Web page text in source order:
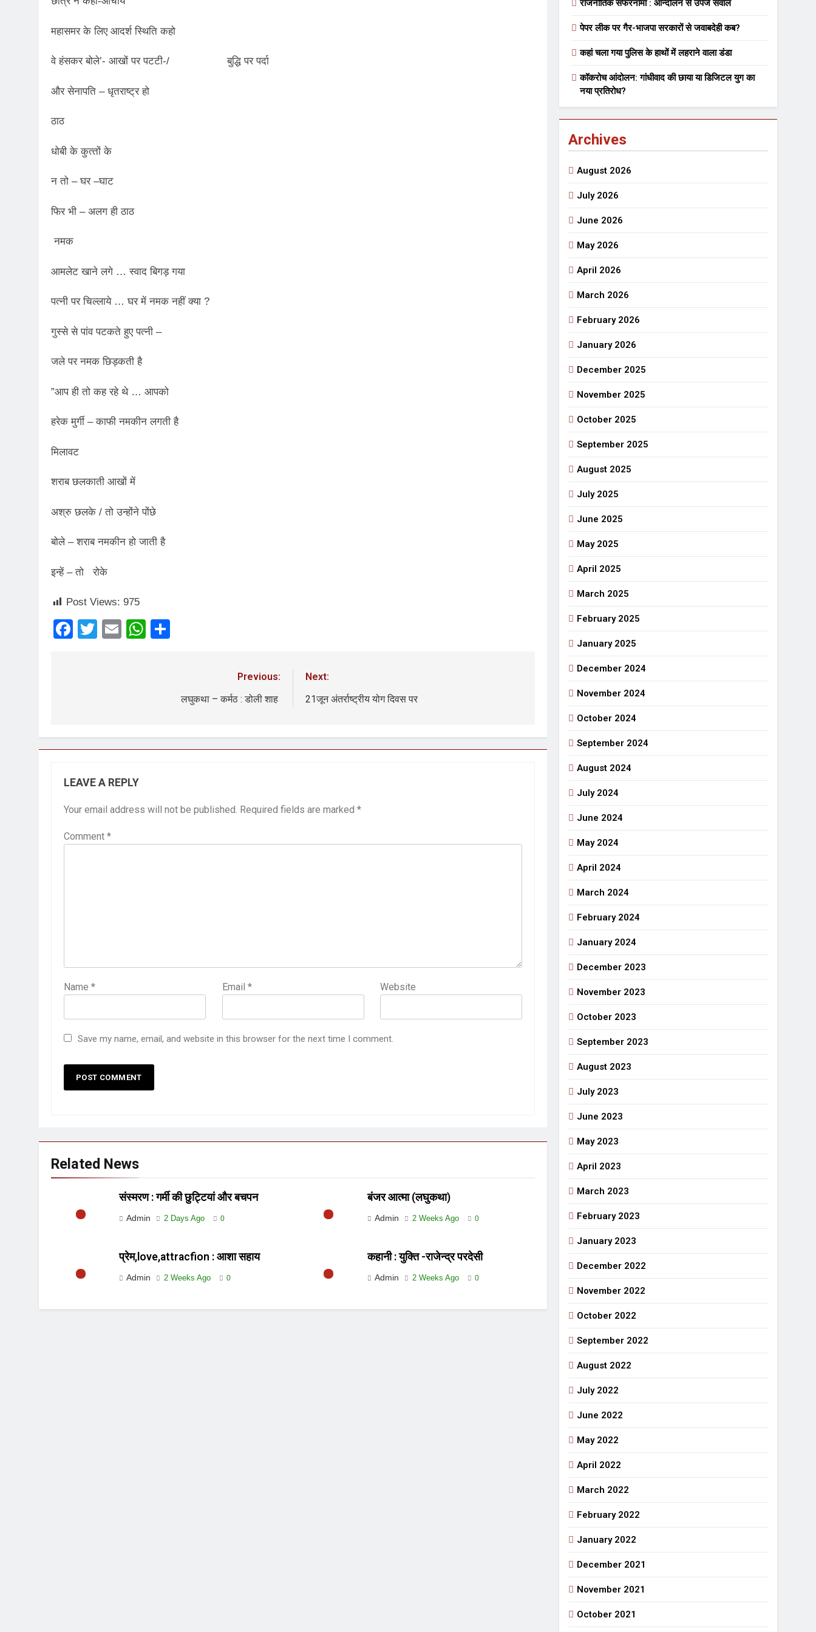
2 Years Ago
दिल्ली की फ़िरदौस ख़ान को मिला बेस्ट वालंटियर अवॉर्ड–लाल बिहारी लाल
समाज सेवा मे तत्पर दानवीर परिवार
2 Years Ago
भारत रत्न जननायक कर्पूरी ठाकुर
सम्पादकीय : इंडिया / भारत , जी-20 में ‘भार-त’ का चमका सितारा
डॉक्टर सरोजिनी प्रीतम कहिन
2 Days Ago
कहां चला गया पुलिस के हाथों में लहराने वाला डंडा
कॉकरोच आंदोलन: गांधीवाद की छाया या डिजिटल युग का नया प्रतिरोध? संस्मरण : गर्मी की छुट्टियां और बचपन
महासमर के लिए आदर्श स्थिति कहो
वे हंसकर बोले’- आखों पर पटटी-/ बुद्धि पर पर्दा
और सेनापति – धृतराष्ट्र हो
ठाठ
धोबी के कुत्‍तों के
न तो – घर –घाट
फिर भी – अलग ही ठाठ
नमक
आमलेट खाने लगे … स्‍वाद बिगड़ गया
पत्‍नी पर चिल्लाये … घर में नमक नहीं क्‍या ?
गुस्‍से से पांव पटकते हुए पत्‍नी –
जले पर नमक छिड़कती है
”आप ही तो कह रहे थे … आपको
हरेक मुर्गी – काफी नमकीन लगती है
मिलावट
शराब छलकाती आखों में
अश्रु छलके / तो उन्‍होंने पोंछे
बोले – शराब नमकीन हो जाती है
इन्‍हें – तो रोके
Post Views: 975
Facebook
TwitterEmailWhatsApp
Previous:
लघुकथा – कर्मठ : डोली शाह
Next:
21जून अंतर्राष्ट्रीय योग दिवस पर
LEAVE A REPLY
Your email address will not be published. Required fields are marked *
Comment *
Name * Email * Website
Save my name, email, and website in this browser for the next time I comment.
Related News
संस्मरण : गर्मी की छुट्टियां और बचपन
Admin 2 Days Ago 0
बंजर आत्मा (लघुकथा)
Admin 2 Weeks Ago 0
प्रेम,love,attracfion : आशा सहाय
Admin 2 Weeks Ago 0
कहानी : युक्ति -राजेन्द्र परदेसी
Admin 2 Weeks Ago 0
राजनीतिक सफरनामा : आन्दोलन से उपजे सवाल
पेपर लीक पर गैर-भाजपा सरकारों से जवाबदेही कब?
कहां चला गया पुलिस के हाथों में लहराने वाला डंडा
कॉकरोच आंदोलन: गांधीवाद की छाया या डिजिटल युग का
नया प्रतिरोध?
Archives
August 2026
July 2026
June 2026
May 2026
April 2026
March 2026
February 2026
January 2026
December 2025
November 2025
October 2025
September 2025
August 2025
July 2025
June 2025
May 2025
April 2025
March 2025
February 2025
January 2025
December 2024
November 2024
October 2024
September 2024
August 2024
July 2024
June 2024
May 2024
April 2024
March 2024
February 2024
January 2024
December 2023
November 2023
October 2023
September 2023
August 2023
July 2023
June 2023
May 2023
April 2023
March 2023
February 2023
January 2023
December 2022
November 2022
October 2022
September 2022
August 2022
July 2022
June 2022
May 2022
April 2022
March 2022
February 2022
January 2022
December 2021
November 2021
October 2021